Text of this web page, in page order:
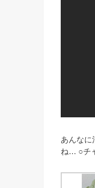
あんなに
ね… ○チ